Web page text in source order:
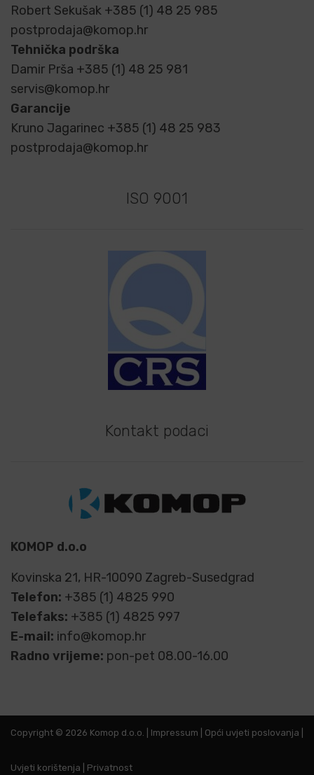
Robert Sekušak +385 (1) 48 25 985
postprodaja@komop.hr
Tehnička podrška
Damir Prša +385 (1) 48 25 981
servis@komop.hr
Garancije
Kruno Jagarinec +385 (1) 48 25 983
postprodaja@komop.hr
ISO 9001
Kontakt podaci
KOMOP d.o.o
Kovinska 21, HR-10090 Zagreb-Susedgrad
Telefon: +385 (1) 4825 990
Telefaks: +385 (1) 4825 997
E-mail: info@komop.hr
Radno vrijeme: pon-pet 08.00-16.00
Copyright © 2026 Komop d.o.o. | Impressum Opći uvjeti poslovanja
Uvjeti korištenja Privatnost